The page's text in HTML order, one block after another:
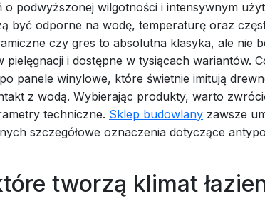
o podwyższonej wilgotności i intensywnym
być odporne na wodę, temperaturę oraz
czy gres to absolutna klasyka, ale nie
pielęgnacji i dostępne w tysiącach wariantów.
panele winylowe, które świetnie imitują
z wodą. Wybierając produkty, warto
techniczne. Sklep budowlany zawsze
szczegółowe oznaczenia dotyczące
tworzą klimat